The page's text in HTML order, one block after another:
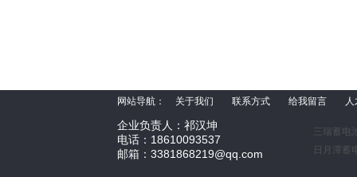
网站导航： 关于我们 联系方式 给我留言
三瑞蓄电
日月潭蓄
企业负责人：祁汉坤
电话：18610093537
邮箱：3381868219@qq.com